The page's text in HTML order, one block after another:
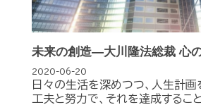
未来の創造―大川隆法総裁 心
2020-06-20
日々の生活を深めつつ、人生計画
工夫と努力で、それを達成するこ